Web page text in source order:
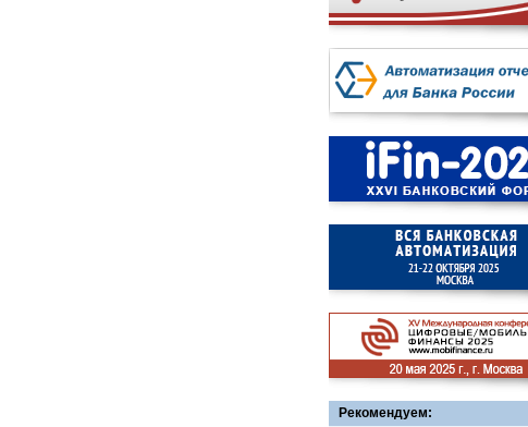
Рекомендуем: